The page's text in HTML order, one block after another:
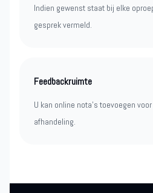
Indien gewenst staat bij elke
gesprek vermeld.
Feedbackruimte
U kan online nota’s toevoegen
afhandeling.